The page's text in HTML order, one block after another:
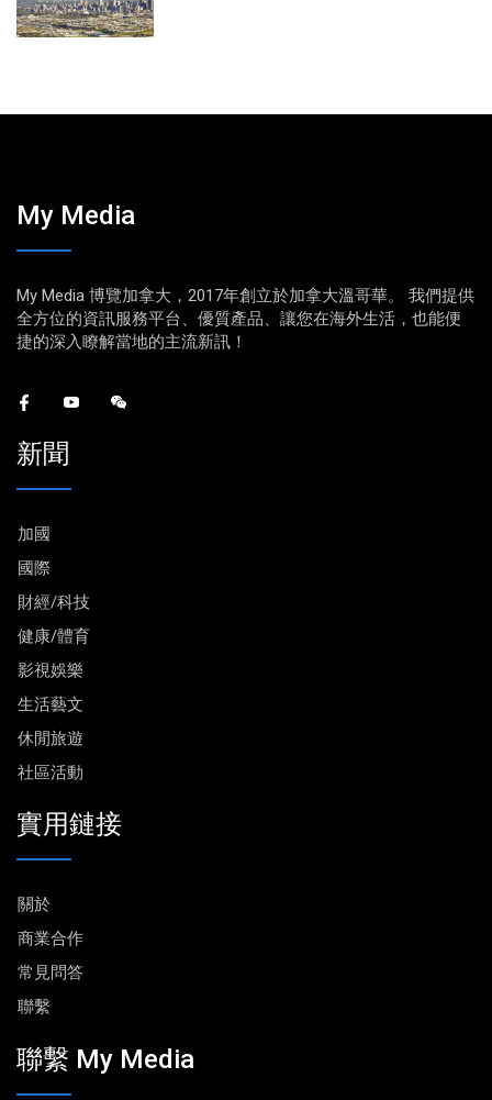
My Media
My Media 博覽加拿大，2017年創立於加拿大溫哥華。 我們提供
全方位的資訊服務平台、優質產品、讓您在海外生活，也能便
捷的深入瞭解當地的主流新訊！
新聞
加國
國際
財經/科技
健康/體育
影視娛樂
生活藝文
休閒旅遊
社區活動
實用鏈接
關於
商業合作
常見問答
聯繫
聯繫 My Media